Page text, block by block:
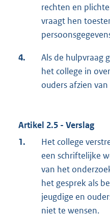
rechten en
vraagt hen
4.
Als de hulpvraag
het college in
ouders afzien
Artikel 2.5 - Verslag
1.
Het college
een schriftelijke
van het
het gesprek als
jeugdige en
niet te wensen.